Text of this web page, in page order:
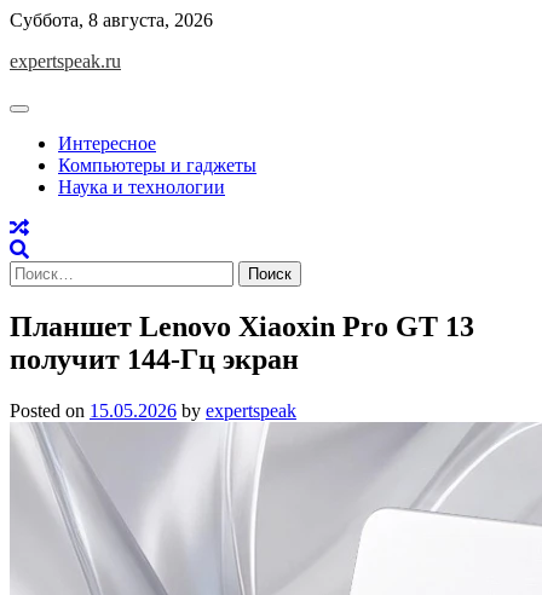
Skip
content
Суббота, 8 августа, 2026
expertspeak.ru
Интересное
Компьютеры и гаджеты
Наука и технологии
Найти:
Планшет Lenovo Xiaoxin Pro GT 13
получит 144-Гц экран
Posted on 15.05.2026 by expertspeak